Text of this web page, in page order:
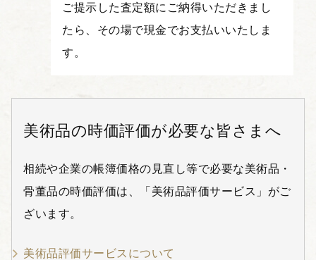
ご提示した査定額にご納得いただきまし
たら、その場で現金でお支払いいたしま
す。
美術品の時価評価が必要な皆さまへ
相続や企業の帳簿価格の見直し等で必要な美術品・
骨董品の時価評価は、「美術品評価サービス」がご
ざいます。
美術品評価サービスについて